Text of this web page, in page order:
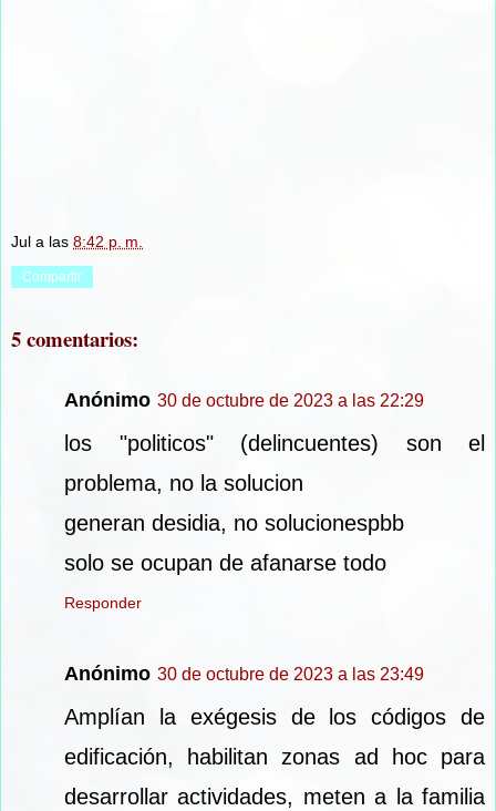
Jul a las 8:42 p. m.
Compartir
5 comentarios:
Anónimo 30 de octubre de 2023 a las 22:29
los "politicos" (delincuentes) son el
problema, no la solucion
generan desidia, no solucionespbb
solo se ocupan de afanarse todo
Responder
Anónimo 30 de octubre de 2023 a las 23:49
Amplían la exégesis de los códigos de
edificación, habilitan zonas ad hoc para
desarrollar actividades, meten a la familia